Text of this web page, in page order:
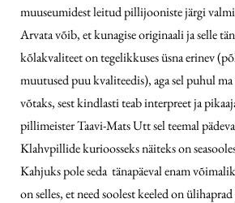
muuseumidest leitud pillijooniste järgi
Arvata võib, et kunagise originaali ja selle
kõlakvaliteet on tegelikkuses üsna erinev
muutused puu kvaliteedis), aga sel puhul
võtaks, sest kindlasti teab interpreet ja
pillimeister Taavi-Mats Utt sel teemal
Klahvpillide kurioosseks näiteks on
Kahjuks pole seda tänapäeval enam
on selles, et need soolest keeled on